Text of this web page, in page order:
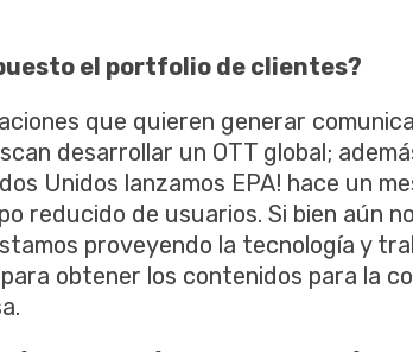
el portfolio de clientes?
que quieren generar
desarrollar un OTT global;
Unidos lanzamos EPA! hace un
reducido de usuarios. Si bien aún
proveyendo la tecnología y
obtener los contenidos para la